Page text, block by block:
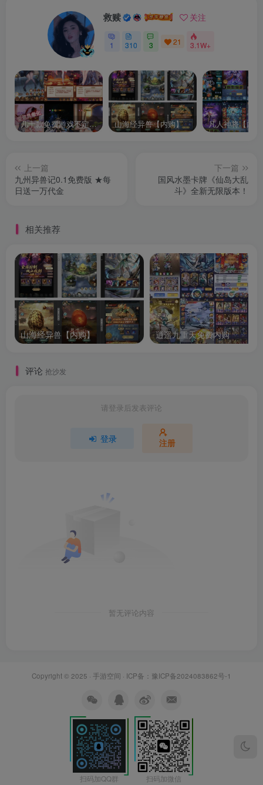
救赎 关注
1 310 3 21 3.1W+
几十款免费游戏不定时更新自行测试 山海经异兽【内购】 凡人神将【内
上一篇
九州异兽记0.1免费版 ★每
日送一万代金
下一篇
国风水墨卡牌《仙岛大乱
斗》全新无限版本！
相关推荐
山海经异兽【内购】 逍遥九重天免费内购
评论 抢沙发
请登录后发表评论
登录 注册
暂无评论内容
Copyright © 2025 · 手游空间 · ICP备： 豫ICP备2024083862号-1
扫码加QQ群 扫码加微信